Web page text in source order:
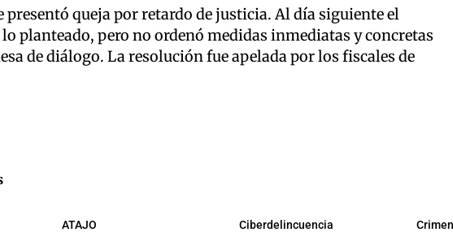
presentó queja por retardo de justicia. Al día siguiente el
planteado, pero no ordenó medidas inmediatas y concretas
de diálogo. La resolución fue apelada por los fiscales de
ATAJO Ciberdelincuencia